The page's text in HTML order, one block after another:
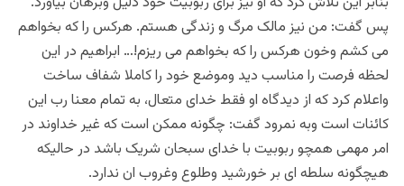
پس گفت: من نیز مالک مرگ و زندگی هستم. هرکس را که بخواهم
می کشم وخون هرکس را که بخواهم می ریزم!… ابراهیم در این
لحظه فرصت را مناسب دید وموضع خود را کاملا شفاف ساخت
واعلام کرد که از دیدگاه او فقط خدای متعال، به تمام معنا رب این
کائنات است وبه نمرود گفت: چگونه ممکن است که غیر خداوند در
امر مهمی همچو ربوبیت با خدای سبحان شریک باشد در حالیکه
هیچگونه سلطه ای بر خورشید وطلوع وغروب ان ندارد.